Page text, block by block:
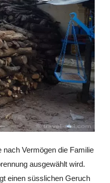
Vermögen die Familie
ausgewählt wird.
einen süsslichen Geruch